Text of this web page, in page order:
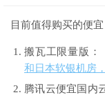
目前值得购买的便宜
搬瓦工限量版：
和日本软银机房
腾讯云便宜国内